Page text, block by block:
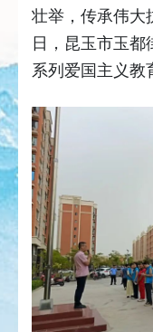
壮举，传承伟大
日，昆玉市玉
系列爱国主义教